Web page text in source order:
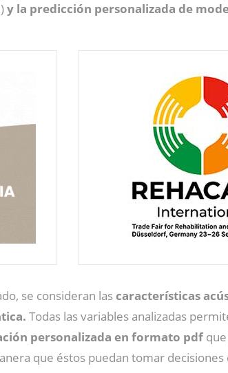
y la predicción personalizada de
se consideran lascaracterísticas
Todas las variables analizadas
personalizada en formato pdf
que éstos puedan tomar decisiones